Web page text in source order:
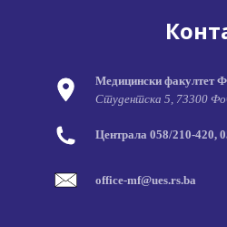
Медицински факултет
Студентска 5, 73300
Централа 058/210-420,
office-mf@ues.rs.ba